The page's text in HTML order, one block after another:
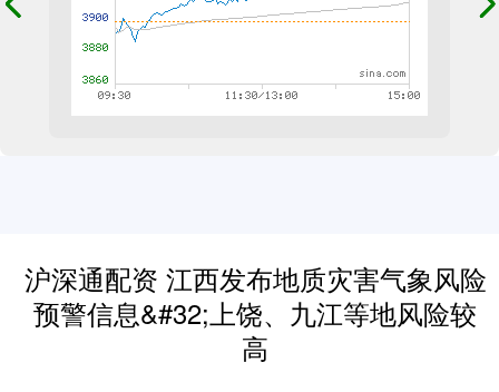
沪深通配资 江西发布地质灾害气象风险
预警信息&#32;上饶、九江等地风险较
高